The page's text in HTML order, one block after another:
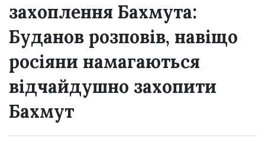
захоплення Бахмута:
Буданов розповів, навіщо
росіяни намагаються
відчайдушно захопити
Бахмут